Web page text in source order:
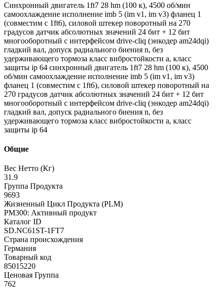
Синхронный двигатель 1ft7 28 hm (100 к), 4500 об/мин
самоохлаждение исполнение imb 5 (im v1, im v3) фланец 1
(совместим с 1ft6), силовой штекер поворотный на 270
градусов датчик абсолютных значений 24 бит + 12 бит
многооборотный с интерфейсом drive-cliq (энкодер am24dqi)
гладкий вал, допуск радиального биения n, без
удерживающего тормоза класс вибростойкости a, класс
защиты ip 64 синхронный двигатель 1ft7 28 hm (100 к), 4500
об/мин самоохлаждение исполнение imb 5 (im v1, im v3)
фланец 1 (совместим с 1ft6), силовой штекер поворотный на
270 градусов датчик абсолютных значений 24 бит + 12 бит
многооборотный с интерфейсом drive-cliq (энкодер am24dqi)
гладкий вал, допуск радиального биения n, без
удерживающего тормоза класс вибростойкости a, класс
защиты ip 64
Общие
Вес Нетто (Кг)
31.9
Группа Продукта
9693
Жизненный Цикл Продукта (PLM)
PM300: Активный продукт
Каталог ID
SD.NC61ST-1FT7
Страна происхождения
Германия
Товарный код
85015220
Ценовая Группа
762